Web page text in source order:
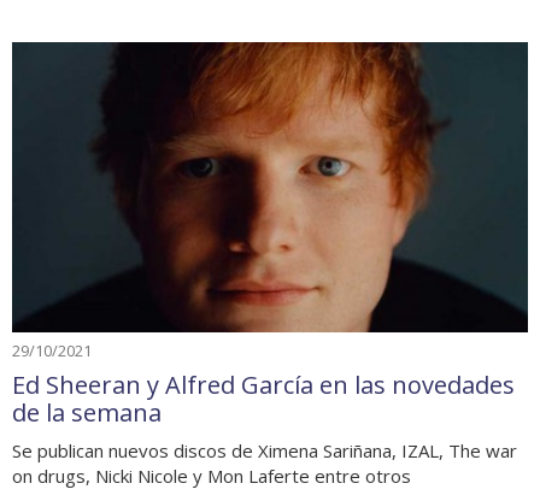
29/10/2021
Ed Sheeran y Alfred García en las novedades
de la semana
Se publican nuevos discos de Ximena Sariñana, IZAL, The war
on drugs, Nicki Nicole y Mon Laferte entre otros